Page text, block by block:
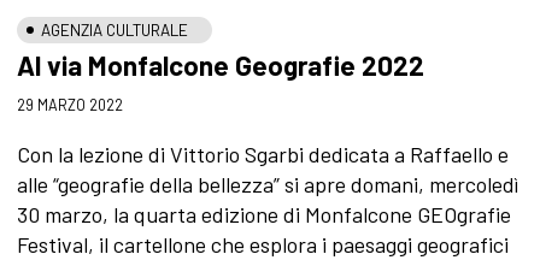
AGENZIA CULTURALE
Al via Monfalcone Geografie 2022
29 MARZO 2022
Con la lezione di Vittorio Sgarbi dedicata a Raffaello e
alle “geografie della bellezza” si apre domani, mercoledì
30 marzo, la quarta edizione di Monfalcone GEOgrafie
Festival, il cartellone che esplora i paesaggi geografici